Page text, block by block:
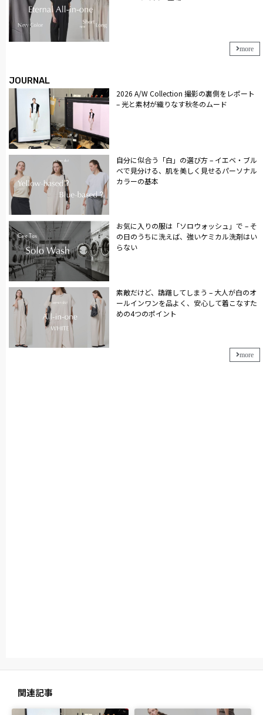
more
JOURNAL
2026 A/W Collection 撮影の裏側をレポート
– 光と素材が織りなす秋冬のムード
自分に似合う「白」の選び方 – イエベ・ブル
ベで見分ける、肌を美しく見せるパーソナル
カラーの基本
お気に入りの服は「ソロウォッシュ」で – そ
の日のうちに洗えば、強いケミカル洗剤はい
らない
素敵だけど、躊躇してしまう – 大人が白のオ
ールインワンを品よく、安心して着こなすた
めの4つのポイント
more
関連記事